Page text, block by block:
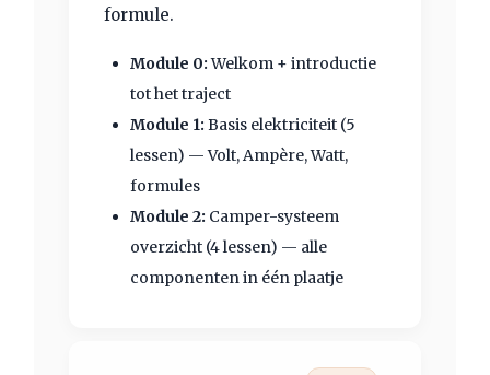
formule.
Module 0:Welkom + introductie
tot het traject
Module 1: Basis elektriciteit (5
lessen) — Volt, Ampère, Watt,
formules
Module 2: Camper-systeem
overzicht (4 lessen) — alle
componenten in één plaatje